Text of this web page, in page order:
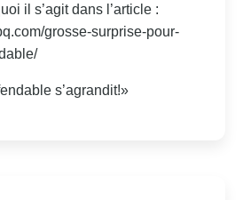
il s’agit dans l’article :
grosse-surprise-pour-
s’agrandit!»